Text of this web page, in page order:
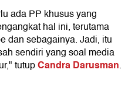
ada PP khusus yang
hal ini, terutama
dan sebagainya. Jadi, itu
sendiri yang soal media
tutupCandra Darusman.